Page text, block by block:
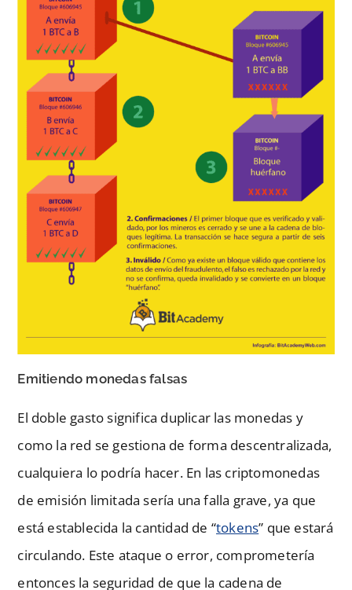
Emitiendo monedas falsas
El doble gasto significa duplicar las monedas y
como la red se gestiona de forma descentralizada,
cualquiera lo podría hacer. En las criptomonedas
de emisión limitada sería una falla grave, ya que
está establecida la cantidad de “tokens” que estará
circulando. Este ataque o error, comprometería
entonces la seguridad de que la cadena de